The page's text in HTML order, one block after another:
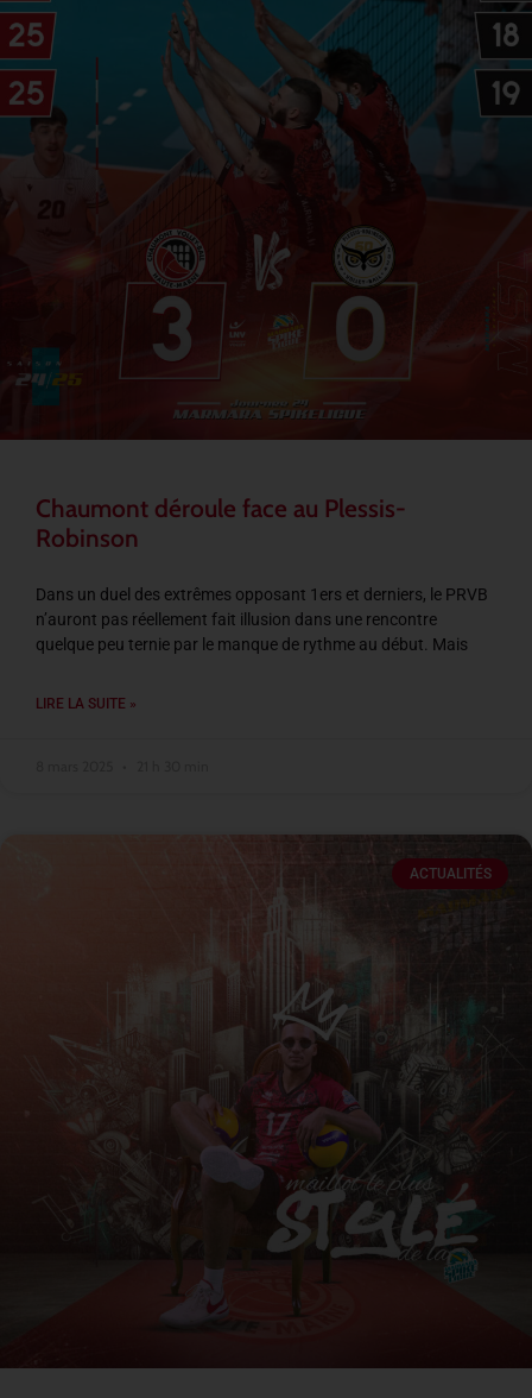
Chaumont déroule face au Plessis-
Robinson
Dans un duel des extrêmes opposant 1ers et derniers, le PRVB
n’auront pas réellement fait illusion dans une rencontre
quelque peu ternie par le manque de rythme au début. Mais
LIRE LA SUITE »
ACTUALITÉS